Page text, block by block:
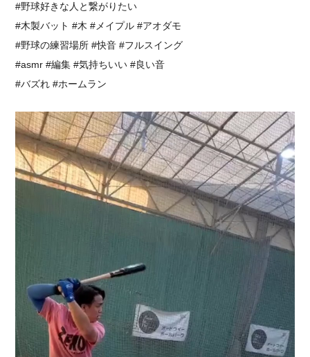
#野球好きな人と繋がりたい
#木製バット #木 #メイプル #アオダモ
#野球の練習場所 #快音 #フルスイング
#asmr #編集 #気持ちいい #良い音
#バズれ #ホームラン